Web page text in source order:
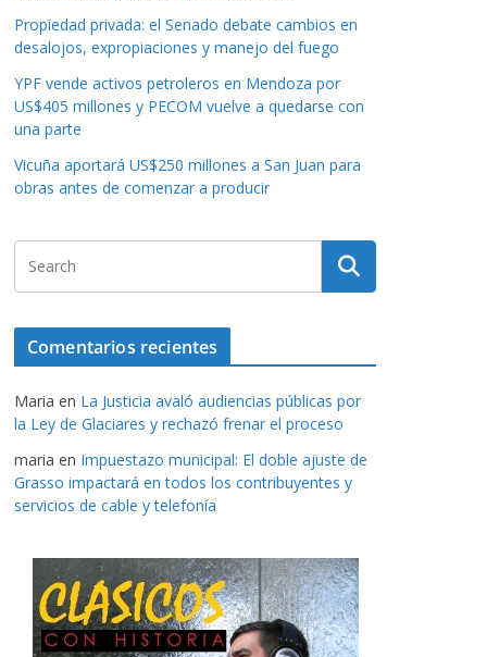
Propiedad privada: el Senado debate cambios en
desalojos, expropiaciones y manejo del fuego
YPF vende activos petroleros en Mendoza por
US$405 millones y PECOM vuelve a quedarse con
una parte
Vicuña aportará US$250 millones a San Juan para
obras antes de comenzar a producir
Comentarios recientes
Maria en La Justicia avaló audiencias públicas por
la Ley de Glaciares y rechazó frenar el proceso
maria en Impuestazo municipal: El doble ajuste de
Grasso impactará en todos los contribuyentes y
servicios de cable y telefonía